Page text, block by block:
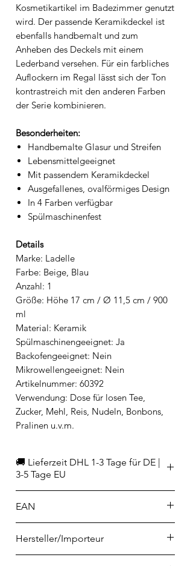
Kosmetikartikel im Badezimmer genutzt
wird. Der passende Keramikdeckel ist
ebenfalls handbemalt und zum
Anheben des Deckels mit einem
Lederband versehen. Für ein farbliches
Auflockern im Regal lässt sich der Ton
kontrastreich mit den anderen Farben
der Serie kombinieren.
Besonderheiten:
Handbemalte Glasur und Streifen
Lebensmittelgeeignet
Mit passendem Keramikdeckel
Ausgefallenes, ovalförmiges Design
In 4 Farben verfügbar
Spülmaschinenfest
Details
Marke: Ladelle
Farbe: Beige, Blau
Anzahl: 1
Größe: Höhe 17 cm / Ø 11,5 cm / 900
ml
Material: Keramik
Spülmaschinengeeignet: Ja
Backofengeeignet: Nein
Mikrowellengeeignet: Nein
Artikelnummer: 60392
Verwendung: Dose für losen Tee,
Zucker, Mehl, Reis, Nudeln, Bonbons,
Pralinen u.v.m.
🚚 Lieferzeit DHL 1-3 Tage für DE |
3-5 Tage EU
EAN
Hersteller/Importeur